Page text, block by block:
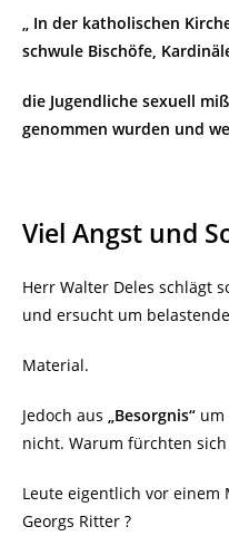
„ In der katholischen
schwule Bischöfe,
die Jugendliche sexuell
genommen wurden und
Viel Angst und
Herr Walter Deles schlägt
und ersucht um
Material.
Jedoch aus „Besorgnis“ um
nicht. Warum fürchten
Leute eigentlich vor einem
Georgs Ritter ?